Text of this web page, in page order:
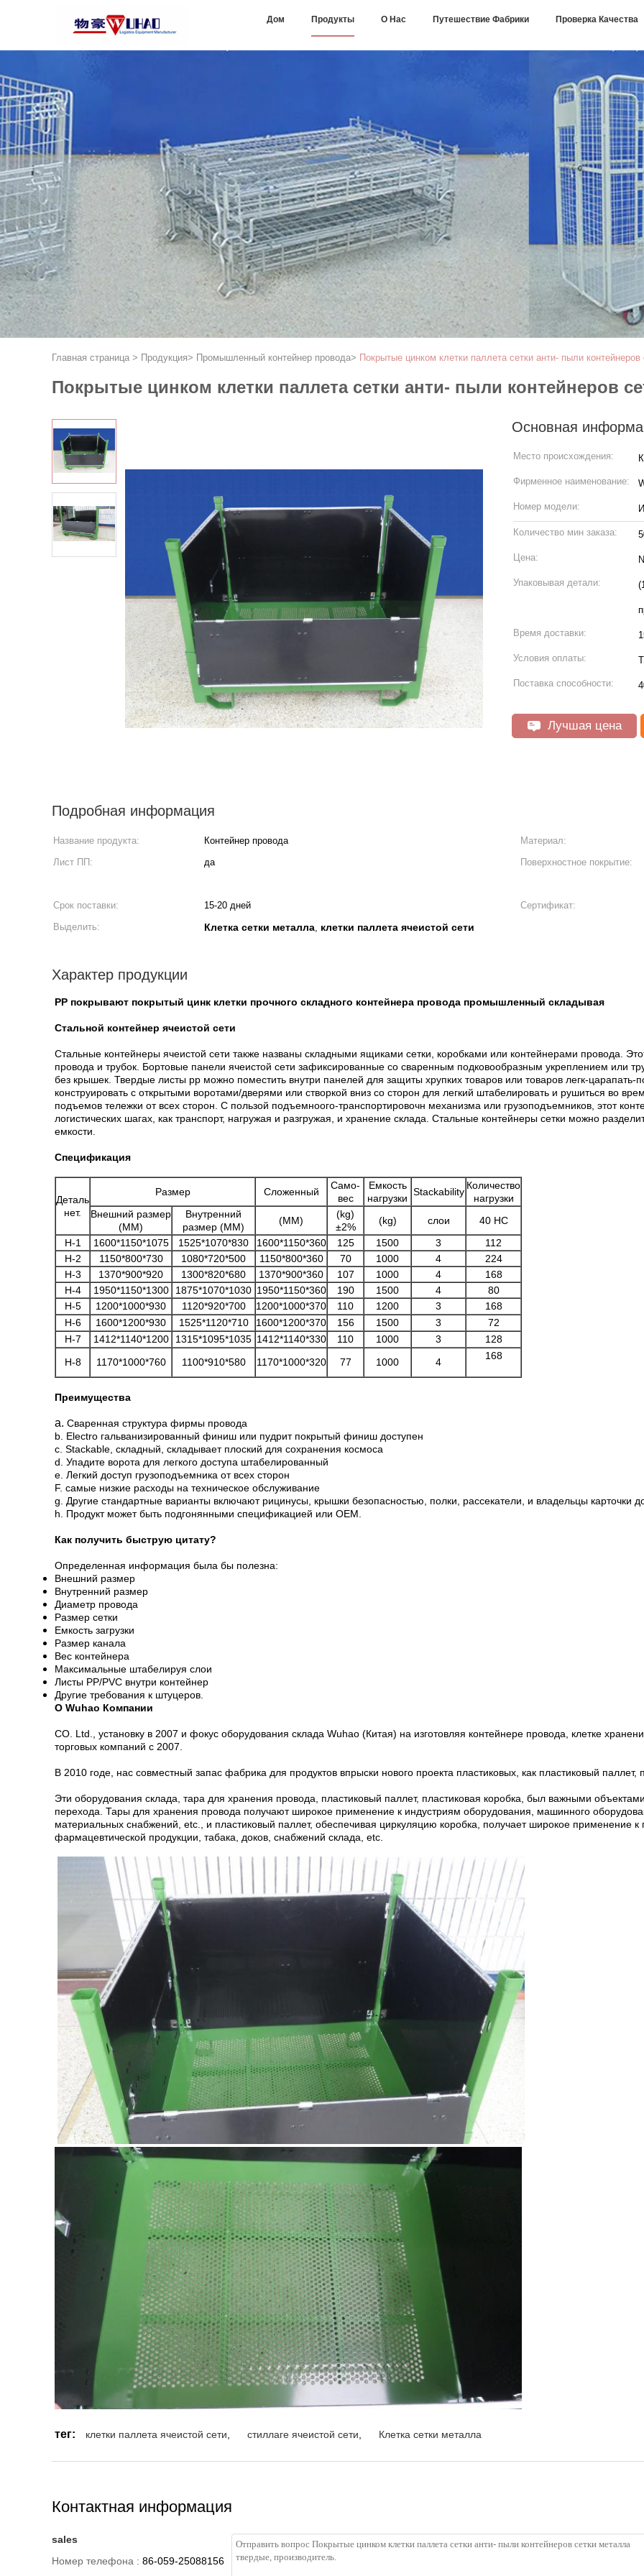
Дом Продукты О Нас Путешествие Фабрики Проверка Качества
Главная страница > Продукция> Промышленный контейнер провода> Покрытые цинком клетки паллета сетки анти- пыли
Покрытые цинком клетки паллета сетки анти- пыли контейнеров
Основная
Место происхождения:
Фирменное наименование:
Номер модели:
Количество мин заказа:
Цена:
Упаковывая детали:
Время доставки:
Условия оплаты:
Поставка способности:
Лучшая цена
Подробная информация
Название продукта: Контейнер провода Материал:
Лист ПП:
да Поверхностное покрытие:
Срок поставки:
15-20 дней Сертификат:
Выделить:
Клетка сетки металла, клетки паллета ячеистой сети
Характер продукции
PP покрывают покрытый цинк клетки прочного складного контейнера провода промышленный складывая
Стальной контейнер ячеистой сети
Стальные контейнеры ячеистой сети также названы складными ящиками сетки, коробками или контейнерами провода.
провода и трубок. Бортовые панели ячеистой сети зафиксированные со сваренным подковообразным укреплением или
без крышек. Твердые листы pp можно поместить внутри панелей для защиты хрупких товаров или товаров легк-царапать-
конструировать с открытыми воротами/дверями или створкой вниз со сторон для легкий штабелировать и рушиться во
подъемов тележки от всех сторон. С пользой подъемноого-транспортировочн механизма или грузоподъемников, этот
логистических шагах, как транспорт, нагружая и разгружая, и хранение склада. Стальные контейнеры сетки можно
емкости.
Спецификация
Деталь
нет.
Размер Сложенный
Само-
вес
Емкость
нагрузки
Stackability
Количество
нагрузки
Внешний размер
(MM)
Внутренний
размер (MM)
(MM)
(kg)
±2%
(kg) слои
40 HC
H-1
1600*1150*1075 1525*1070*830 1600*1150*360 125 1500 3
112
H-2
1150*800*730 1080*720*500 1150*800*360 70 1000 4
224
H-3
1370*900*920 1300*820*680 1370*900*360 107 1000 4
168
H-4
1950*1150*1300 1875*1070*1030 1950*1150*360 190 1500 4
80
H-5
1200*1000*930 1120*920*700 1200*1000*370 110 1200 3
168
H-6
1600*1200*930 1525*1120*710 1600*1200*370 156 1500 3
72
H-7
1412*1140*1200 1315*1095*1035 1412*1140*330 110 1000 3
128
H-8
1170*1000*760 1100*910*580 1170*1000*320 77 1000 4
168
Преимущества
a. Сваренная структура фирмы провода
b. Electro гальванизированный финиш или пудрит покрытый финиш доступен
c. Stackable, складный, складывает плоский для сохранения космоса
d. Упадите ворота для легкого доступа штабелированный
e. Легкий доступ грузоподъемника от всех сторон
F. самые низкие расходы на техническое обслуживание
g. Другие стандартные варианты включают рицинусы, крышки безопасностью, полки, рассекатели, и владельцы карточки
h. Продукт может быть подгонянными спецификацией или OEM.
Как получить быструю цитату?
Определенная информация была бы полезна:
Внешний размер
Внутренний размер
Диаметр провода
Размер сетки
Емкость загрузки
Размер канала
Вес контейнера
Максимальные штабелируя слои
Листы PP/PVC внутри контейнер
Другие требования к штуцеров.
О Wuhao Компании
CO. Ltd., установку в 2007 и фокус оборудования склада Wuhao (Китая) на изготовляя контейнере провода, клетке
торговых компаний с 2007.
В 2010 годе, нас совместный запас фабрика для продуктов впрыски нового проекта пластиковых, как пластиковый
Эти оборудования склада, тара для хранения провода, пластиковый паллет, пластиковая коробка, был важными
перехода. Тары для хранения провода получают широкое применение к индустриям оборудования, машинного
материальных снабжений, etc., и пластиковый паллет, обеспечивая циркуляцию коробка, получает широкое применение к
фармацевтической продукции, табака, доков, снабжений склада, etc.
тег: клетки паллета ячеистой сети стиллаге ячеистой сети Клетка сетки металла
Контактная информация
sales
Номер телефона : 86-059-25088156